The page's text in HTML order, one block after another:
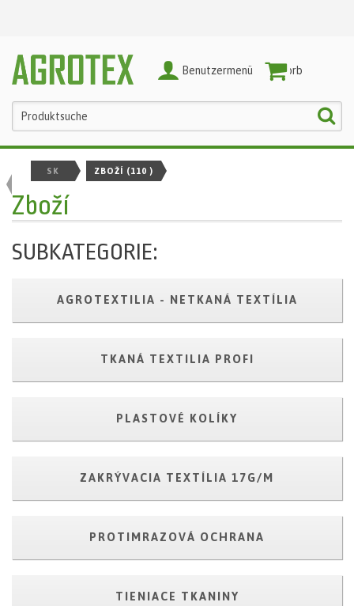
Warenkorb
Benutzermenü
SK ZBOŽÍ (110 )
Zboží
SUBKATEGORIE:
AGROTEXTILIA - NETKANÁ TEXTÍLIA
TKANÁ TEXTILIA PROFI
PLASTOVÉ KOLÍKY
ZAKRÝVACIA TEXTÍLIA 17G/M
PROTIMRAZOVÁ OCHRANA
TIENIACE TKANINY